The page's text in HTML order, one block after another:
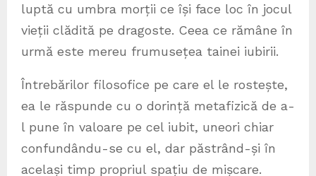
luptă cu umbra morții ce își face loc în jocul
vieții clădită pe dragoste. Ceea ce rămâne în
urmă este mereu frumusețea tainei iubirii.
Întrebărilor filosofice pe care el le rostește,
ea le răspunde cu o dorință metafizică de a-
l pune în valoare pe cel iubit, uneori chiar
confundându-se cu el, dar păstrând-și în
același timp propriul spațiu de mișcare.